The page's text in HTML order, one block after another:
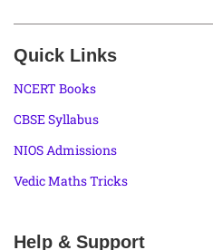
Quick Links
NCERT Books
CBSE Syllabus
NIOS Admissions
Vedic Maths Tricks
Help & Support